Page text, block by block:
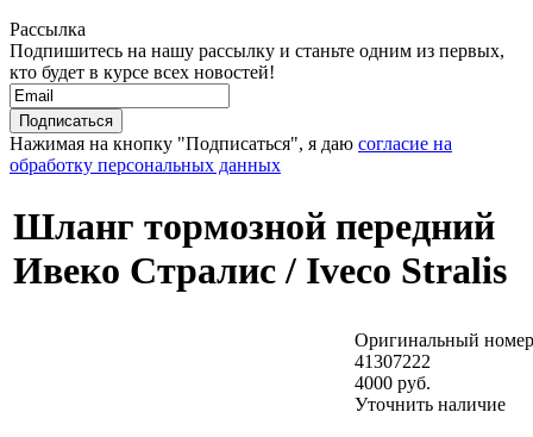
Рассылка
Подпишитесь на нашу рассылку и станьте одним из первых,
кто будет в курсе всех новостей!
Нажимая на кнопку "Подписаться", я даю согласие на
обработку персональных данных
Шланг тормозной передний
Ивеко Стралис / Iveco Stralis
Оригинальный
41307222
4000 руб.
Уточнить наличие